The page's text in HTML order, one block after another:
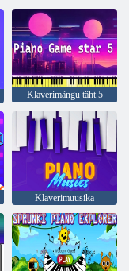
Klaverimängu täht 5
Klaverimuusika